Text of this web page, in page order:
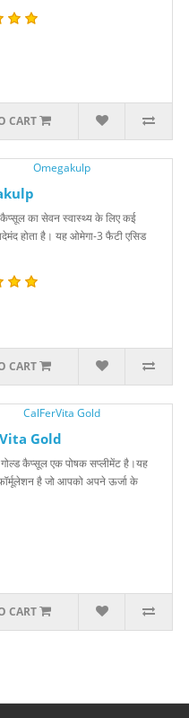
CART
का सेवन स्वास्थ्य के लिए कई
होता है। यह ओमेगा-3 फैटी एसिड
CART
Gold
कैप्सूल एक पोषक सप्लीमेंट है।यह
है जो आपको अपने ऊर्जा के
CART